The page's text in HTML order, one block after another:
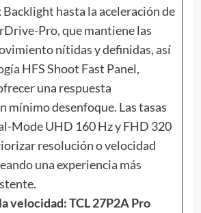
hasta la aceleración de
Pro, que mantiene las
nítidas y definidas, así
HFS Shoot Fast Panel,
una respuesta
mínimo desenfoque. Las tasas
Mode UHD 160 Hz y FHD 320
resolución o velocidad
una experiencia más
velocidad: TCL 27P2A Pro